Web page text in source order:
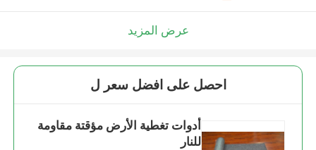
عرض المزيد
احصل على افضل سعر ل
أدوات تغطية الأرض مؤقتة مقاومة
للنار